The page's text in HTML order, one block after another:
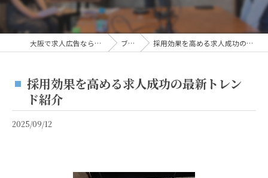
大阪で求人広告なら株式会社AOA ブログ 採用効果を高める求人成功の最新トレンド紹介
採用効果を高める求人成功の最新トレン
ド紹介
2025/09/12